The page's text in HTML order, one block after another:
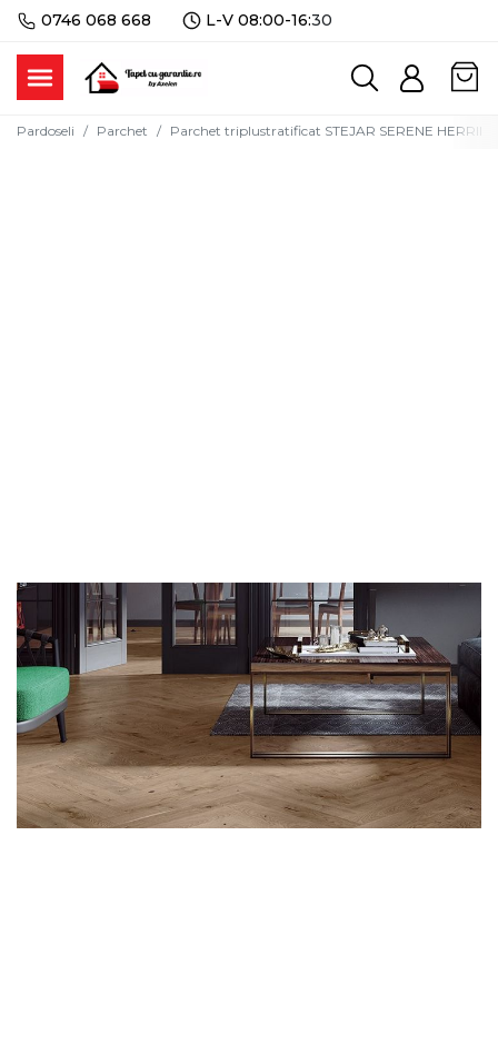
0746 068 668 L-V 08:00-16:30
Pardoseli Parchet Parchet triplustratificat STEJAR SERENE